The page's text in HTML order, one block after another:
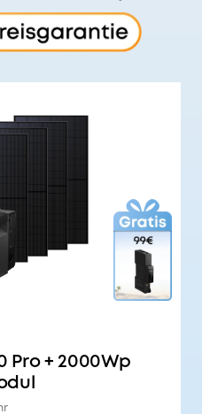
Pro + 2000Wp